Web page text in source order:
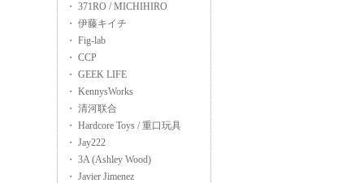
・ 371RO / MICHIHIRO
・ 伊藤キイチ
・ Fig-lab
・ CCP
・ GEEK LIFE
・ KennysWorks
・ 清河联合
・ Hardcore Toys / 重口玩具
・ Jay222
・ 3A (Ashley Wood)
・ Javier Jimenez